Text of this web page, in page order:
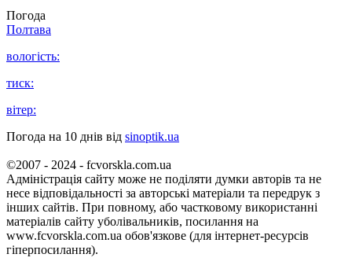
Погода
Полтава
вологість:
тиск:
вітер:
Погода на 10 днів від sinoptik.ua
©2007 - 2024 - fcvorskla.com.ua
Адміністрація сайту може не поділяти думки авторів та не
несе відповідальності за авторські матеріали та передрук з
інших сайтів. При повному, або частковому використанні
матеріалів сайту уболівальників, посилання на
www.fcvorskla.com.ua обов'язкове (для інтернет-ресурсів
гіперпосилання).